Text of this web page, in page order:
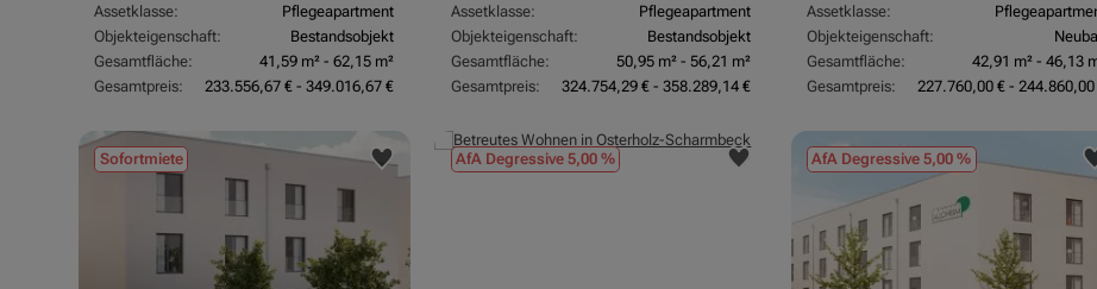
Assetklasse:
Pflegeapartment
Objekteigenschaft:
Bestandsobjekt
Gesamtfläche:
41,59 m² - 62,15 m²
Gesamtpreis:
233.556,67 € - 349.016,67 €
Assetklasse:
Pflegeapartment
Objekteigenschaft:
Bestandsobjekt
Gesamtfläche:
50,95 m² - 56,21 m²
Gesamtpreis:
324.754,29 € - 358.289,14 €
Assetklasse:
Objekteigenschaft:
Gesamtfläche:
42,91 m² - 46,13
Gesamtpreis:
227.760,00 € - 244.860,00
Sofortmiete AfA Degressive 5,00 % AfA Degressive 5,00 %